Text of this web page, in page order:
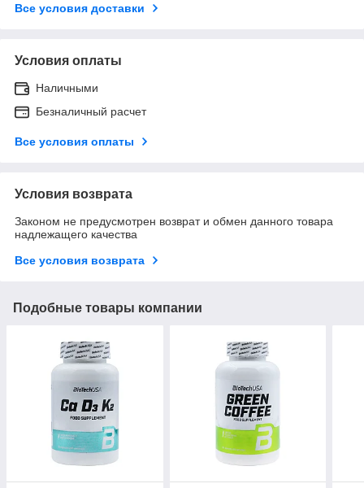
Все условия доставки
Условия оплаты
Наличными
Безналичный расчет
Все условия оплаты
Условия возврата
Законом не предусмотрен возврат и обмен данного товара
надлежащего качества
Все условия возврата
Подобные товары компании